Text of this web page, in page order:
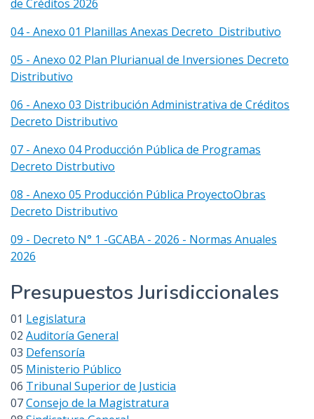
de Créditos 2026
04 - Anexo 01 Planillas Anexas Decreto Distributivo
05 - Anexo 02 Plan Plurianual de Inversiones Decreto
Distributivo
06 - Anexo 03 Distribución Administrativa de Créditos
Decreto Distributivo
07 - Anexo 04 Producción Pública de Programas
Decreto Distrbutivo
08 - Anexo 05 Producción Pública ProyectoObras
Decreto Distributivo
09 - Decreto N° 1 -GCABA - 2026 - Normas Anuales
2026
Presupuestos Jurisdiccionales
01 Legislatura
02 Auditoría General
03 Defensoría
05 Ministerio Público
06 Tribunal Superior de Justicia
07Consejo de la Magistratura